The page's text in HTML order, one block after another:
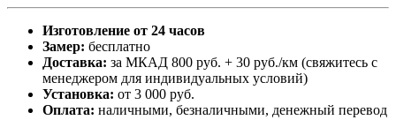
Изготовление от 24 часов
Замер: бесплатно
Доставка: за МКАД 800 руб. + 30 руб./км (свяжитесь с
менеджером для индивидуальных условий)
Установка: от 3 000 руб.
Оплата: наличными, безналичными, денежный перевод